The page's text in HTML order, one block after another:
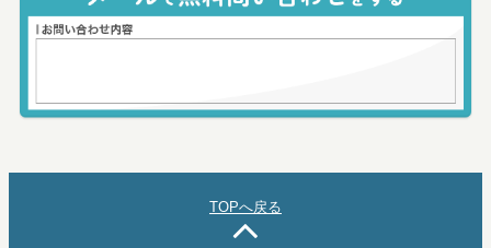
TOPへ戻る